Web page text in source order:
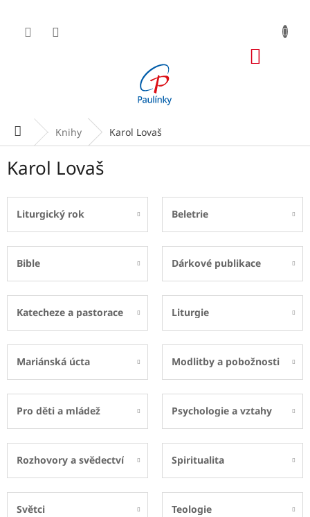
obsah
Domů Knihy Karol Lovaš
Karol Lovaš
Liturgický rok Beletrie
Bible Dárkové publikace
Katecheze a pastorace Liturgie
Mariánská úcta Modlitby a pobožnosti
Pro děti a mládež Psychologie a vztahy
Rozhovory a svědectví Spiritualita
Světci Teologie